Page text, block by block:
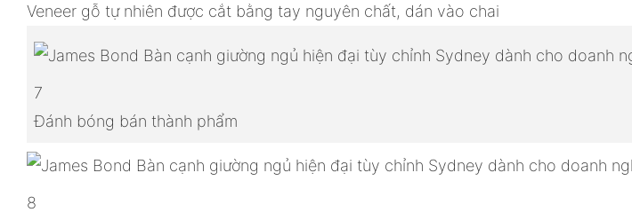
Veneer gỗ tự nhiên được cắt bằng tay nguyên chất, dán vào chai
7
Đánh bóng bán thành phẩm
8